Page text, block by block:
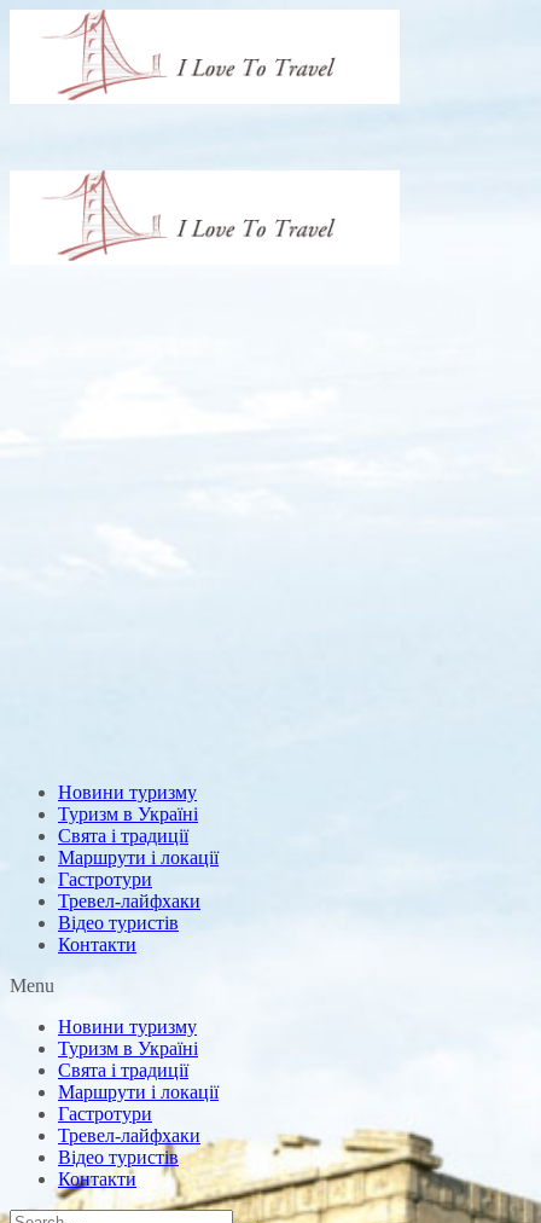
Новини туризму
Туризм в Україні
Свята і традиції
Маршрути і локації
Гастротури
Тревел-лайфхаки
Відео туристів
Контакти
Menu
Новини туризму
Туризм в Україні
Свята і традиції
Маршрути і локації
Гастротури
Тревел-лайфхаки
Відео туристів
Контакти